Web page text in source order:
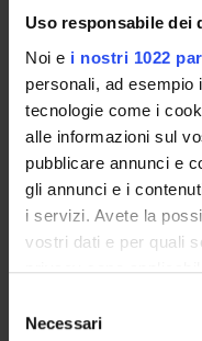
Uso responsabile dei
Noi e i nostri 1022
personali, ad esempio
tecnologie come i
alle informazioni sul
pubblicare annunci e
gli annunci e i
i servizi. Avete la
vostri dati e per quali
privacy sono
modificare o revocare
delNecessari
Entra in MyUnivr con
della tua segreteria via
MYUNIVR
Presentazione
Come iscriversi